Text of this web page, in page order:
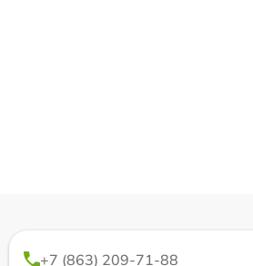
+7 (863) 209-71-88